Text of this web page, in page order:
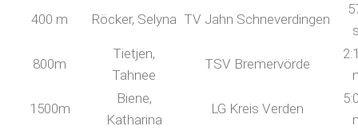
400 m Röcker, Selyna TV Jahn Schneverdingen
800m
Tietjen,
Tahnee
TSV Bremervörde
1500m
Biene,
Katharina
LG Kreis Verden